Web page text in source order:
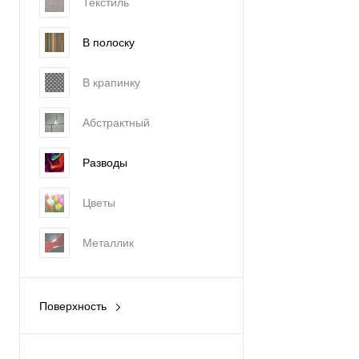
В полоску
В крапинку
Абстрактный
Разводы
Цветы
Металлик
Поверхность